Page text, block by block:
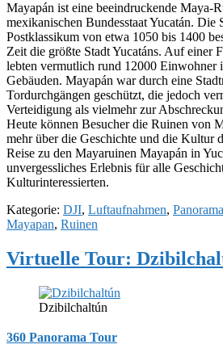
Mayapán ist eine beeindruckende Maya-
mexikanischen Bundesstaat Yucatán. Die
Postklassikum von etwa 1050 bis 1400
Zeit die größte Stadt Yucatáns. Auf einer
lebten vermutlich rund 12000 Einwohner
Gebäuden. Mayapán war durch eine
Tordurchgängen geschützt, die jedoch
Verteidigung als vielmehr zur
Heute können Besucher die Ruinen von
mehr über die Geschichte und die Kultur
Reise zu den Mayaruinen Mayapán in
unvergessliches Erlebnis für alle
Kulturinteressierten.
Kategorie: DJI, Luftaufnahmen,
Mayapan, Ruinen
Virtuelle Tour:
Dzibilchaltún
360 Panorama Tour